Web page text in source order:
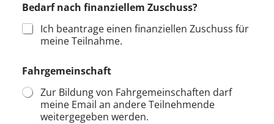
Bedarf nach finanziellem Zuschuss?
Ich beantrage einen finanziellen Zuschuss für
meine Teilnahme.
Fahrgemeinschaft
Zur Bildung von Fahrgemeinschaften darf
meine Email an andere Teilnehmende
weitergegeben werden.